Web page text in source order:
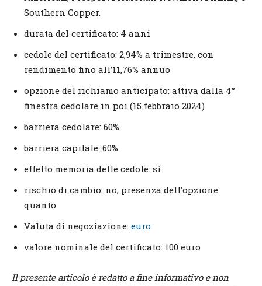
Southern Copper.
durata del certificato: 4 anni
cedole del certificato: 2,94% a trimestre, con
rendimento fino all’11,76% annuo
opzione del richiamo anticipato: attiva dalla 4°
finestra cedolare in poi (15 febbraio 2024)
barriera cedolare: 60%
barriera capitale: 60%
effetto memoria delle cedole: sì
rischio di cambio: no, presenza dell’opzione
quanto
Valuta di negoziazione: euro
valore nominale del certificato: 100 euro
Il presente articolo è redatto a fine informativo e non